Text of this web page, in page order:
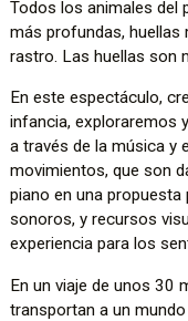
Todos los animales del
más profundas, huellas
rastro. Las huellas son
En este espectáculo,
infancia, exploraremos
a través de la música y
movimientos, que son
piano en una
sonoros, y recursos
experiencia para los
En un viaje de unos 30
transportan a un